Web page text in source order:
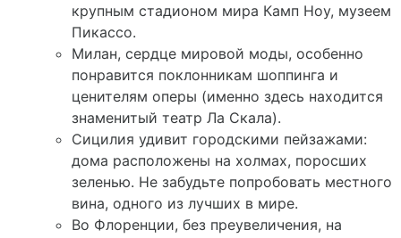
крупным стадионом мира Камп Ноу, музеем
Пикассо.
Милан, сердце мировой моды, особенно
понравится поклонникам шоппинга и
ценителям оперы (именно здесь находится
знаменитый театр Ла Скала).
Сицилия удивит городскими пейзажами:
дома расположены на холмах, поросших
зеленью. Не забудьте попробовать местного
вина, одного из лучших в мире.
Во Флоренции, без преувеличения, на